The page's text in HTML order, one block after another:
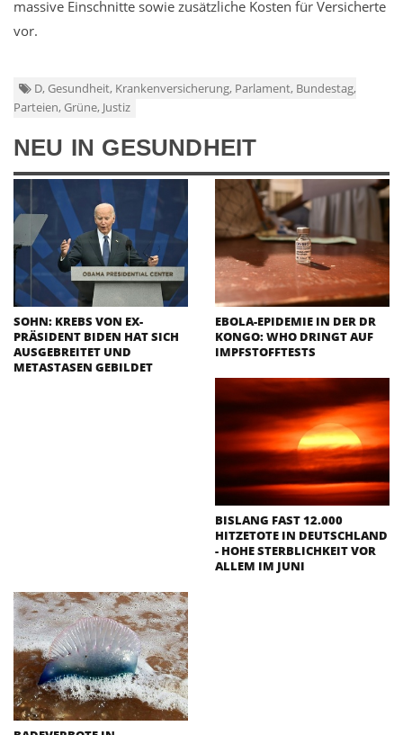
massive Einschnitte sowie zusätzliche Kosten für Versicherte
vor.
D, Gesundheit, Krankenversicherung, Parlament, Bundestag,
Parteien, Grüne, Justiz
NEU IN GESUNDHEIT
SOHN: KREBS VON EX-
PRÄSIDENT BIDEN HAT SICH
AUSGEBREITET UND
METASTASEN GEBILDET
EBOLA-EPIDEMIE IN DER DR
KONGO: WHO DRINGT AUF
IMPFSTOFFTESTS
BISLANG FAST 12.000
HITZETOTE IN DEUTSCHLAND
- HOHE STERBLICHKEIT VOR
ALLEM IM JUNI